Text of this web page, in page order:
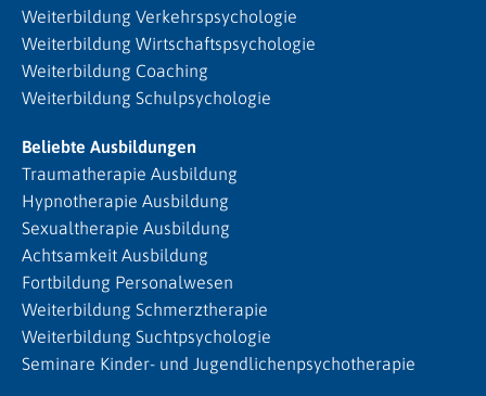
Weiterbildung Verkehrspsychologie
Weiterbildung Wirtschaftspsychologie
Weiterbildung Coaching
Weiterbildung Schulpsychologie
Beliebte Ausbildungen
Traumatherapie Ausbildung
Hypnotherapie Ausbildung
Sexualtherapie Ausbildung
Achtsamkeit Ausbildung
Fortbildung Personalwesen
Weiterbildung Schmerztherapie
Weiterbildung Suchtpsychologie
Seminare Kinder- und Jugendlichenpsychotherapie